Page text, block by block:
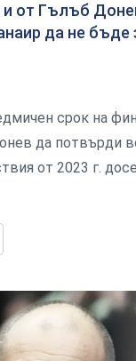
от Гълъб
да не бъде
срок на
да потвърди
от 2023 г.